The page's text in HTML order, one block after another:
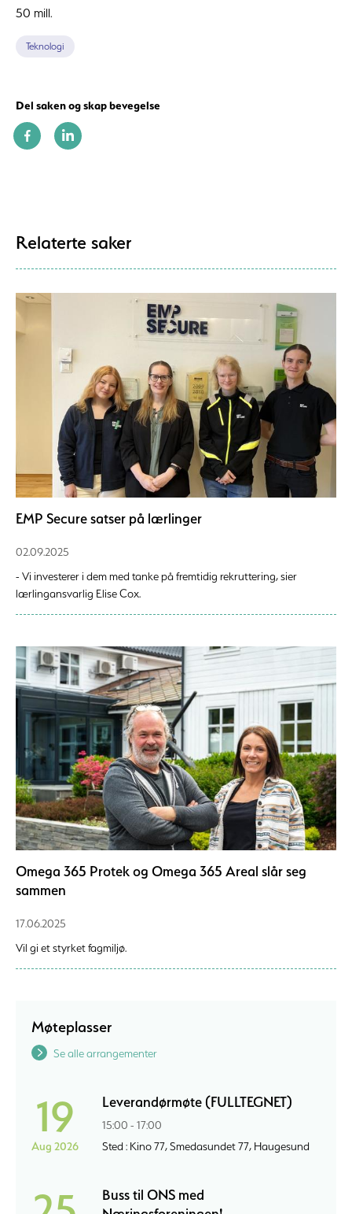
50 mill.
Teknologi
Del saken og skap bevegelse
Relaterte saker
EMP Secure satser på lærlinger
02.09.2025
- Vi investerer i dem med tanke på fremtidig rekruttering, sier
lærlingansvarlig Elise Cox.
Omega 365 Protek og Omega 365 Areal slår seg
sammen
17.06.2025
Vil gi et styrket fagmiljø.
Møteplasser
Se alle arrangementer
19
Aug 2026
Leverandørmøte (FULLTEGNET)
15:00 - 17:00
Sted : Kino 77, Smedasundet 77, Haugesund
Buss til ONS med